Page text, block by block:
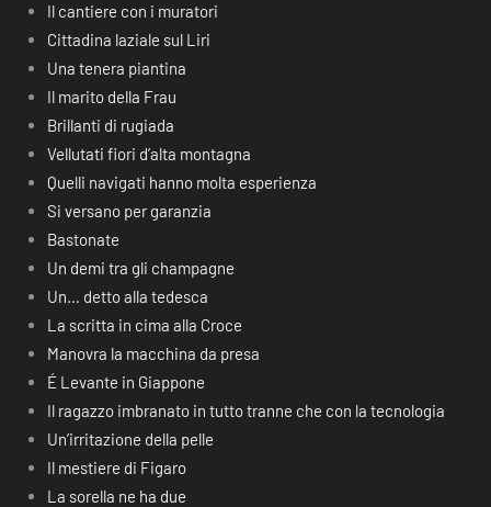
Il cantiere con i muratori
Cittadina laziale sul Liri
Una tenera piantina
Il marito della Frau
Brillanti di rugiada
Vellutati fiori d’alta montagna
Quelli navigati hanno molta esperienza
Si versano per garanzia
Bastonate
Un demi tra gli champagne
Un… detto alla tedesca
La scritta in cima alla Croce
Manovra la macchina da presa
É Levante in Giappone
Il ragazzo imbranato in tutto tranne che con la tecnologia
Un’irritazione della pelle
Il mestiere di Figaro
La sorella ne ha due